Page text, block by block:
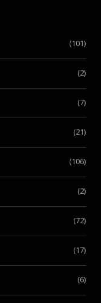
(101)
(2)
(7)
(21)
(106)
(2)
(72)
(17)
(6)